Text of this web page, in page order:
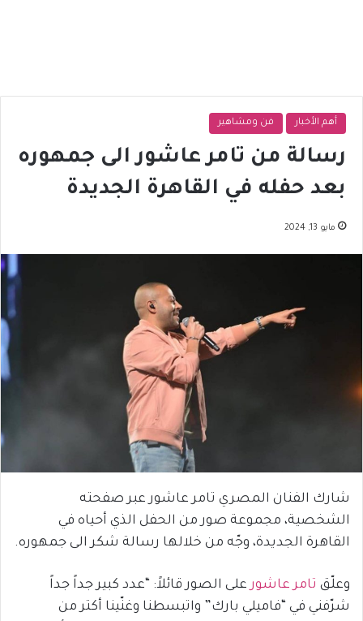
أهم الأخبار فن ومشاهير
رسالة من تامر عاشور الى جمهوره
بعد حفله في القاهرة الجديدة
مايو 13, 2024
شارك الفنان المصري تامر عاشور عبر صفحته
الشخصية، مجموعة صور من الحفل الذي أحياه في
القاهرة الجديدة، وجّه من خلالها رسالة شكر الى جمهوره.
وعلّق تامر عاشورعلى الصور قائلاً: “عدد كبير جداً جداً
شرّفني في “فاميلي بارك” واتبسطنا وغنّينا أكتر من